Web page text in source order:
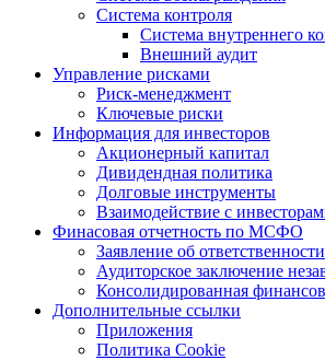
Система контроля
Система внутреннего
Внешний аудит
Управление рисками
Риск-менеджмент
Ключевые риски
Информация для инвесторов
Акционерный капитал
Дивидендная политика
Долговые инструменты
Взаимодействие с
Финасовая отчетность по МСФО
Заявление об
Аудиторское заключение
Консолидированная
Дополнительные ссылки
Приложения
Политика Cookie